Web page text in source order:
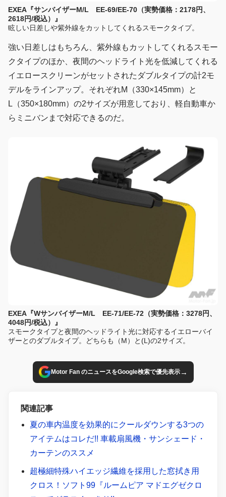
EXEA『サンバイザーM/L EE-69/EE-70（実勢価格：2178円、
2618円/税込）』
眩しい日差しや紫外線をカットしてくれるスモークタイプ。
強い日差しはもちろん、紫外線もカットしてくれるスモー
クタイプのほか、夜間のヘッドライト光を低減してくれる
イエロースクリーンがセットされたダブルタイプの計2モ
デルをラインアップ。それぞれM（330×145mm）と
L（350×180mm）の2サイズが用意しており、軽自動車か
らミニバンまで対応できるのだ。
EXEA『WサンバイザーM/L EE-71/EE-72（実勢価格：3278円、
4048円/税込）』
スモークタイプと夜間のヘッドライト光に対応するイエローバイ
ザーとのダブルタイプ。どちらも（M）と(L)の2サイズ。
Motor Fan のニュースをGoogle検索で優先表示→
関連記事
夏の車内温度を効果的にクールダウンする3つの
アイテムはコレだ!! 車載扇風機・サンシェード・
カーテンのススメ
超極細特殊ハイエッジ繊維を採用した窓拭き用
クロス！ソフト99『ルームピア マドエグゼクロ